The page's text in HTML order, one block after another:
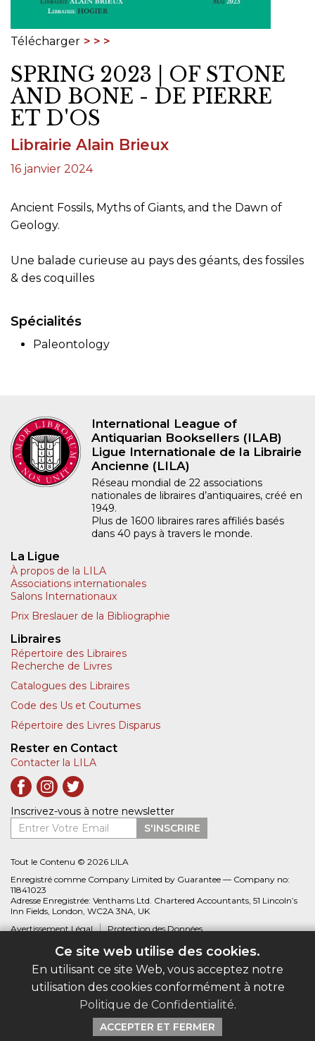
Ce site web utilise des cookies.
En utilisant ce site Web, vous acceptez notre
utilisation des cookies conformément à notre
Politique de Confidentialité.
ACCEPTER ET FERMER
Télécharger
SPRING 2023 | OF STONE
AND BONE - DE PIERRE
ET D'OS
Librairie Alain Brieux
16 janvier 2024
Ancient Fossils, Myths of Giants, and the Dawn of
Geology.
Une balade curieuse au pays des géants, des fossiles
& des coquilles
Spécialités
Paleontology
International League of
Antiquarian Booksellers (ILAB)
Ligue Internationale de la Librairie
Ancienne (LILA)
Réseau mondial de 22 associations
nationales de libraires d’antiquaires, créé en
1949.
Plus de 1600 libraires rares affiliés basés
dans 40 pays à travers le monde.
La Ligue
À propos de la LILA
Associations internationales
Salons Internationaux
Prix Breslauer de la Bibliographie
Libraires
Répertoire des Libraires
Recherche de Livres
Catalogues des Libraires
Code des Us et Coutumes
Répertoire des Livres Disparus
Rester en Contact
Contacter la LILA
Inscrivez-vous à notre newsletter
Entrer Votre Email
S'INSCRIRE
Tout le Contenu © 2026 LILA
Enregistré comme Company Limited by Guarantee — Company no:
11841023
Adresse Enregistrée: Venthams Ltd. Chartered Accountants, 51 Lincoln’s
Inn Fields, London, WC2A 3NA, UK
Avertissement Légal
Protection des Données